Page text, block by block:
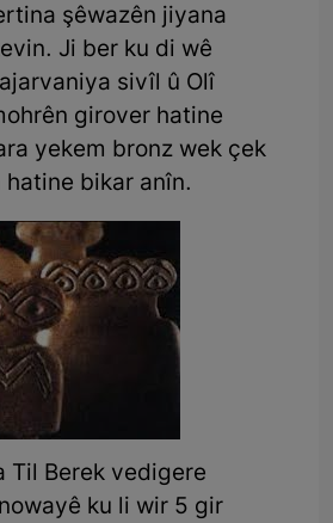
şêwazên jiyana
Ji ber ku di wê
sivîl û Olî
girover hatine
yekem bronz wek çek
bikar anîn.
Til Berek vedigere
ku li wir 5 gir